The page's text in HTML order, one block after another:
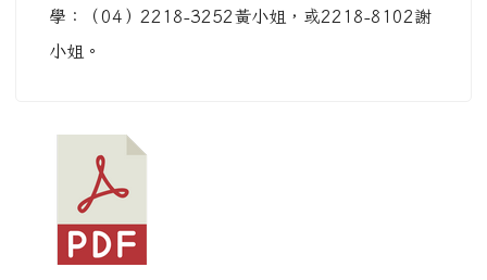
學：（04）2218-3252黃小姐，或2218-8102謝
小姐。